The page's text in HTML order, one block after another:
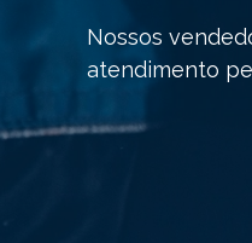
Nossos
atendimento